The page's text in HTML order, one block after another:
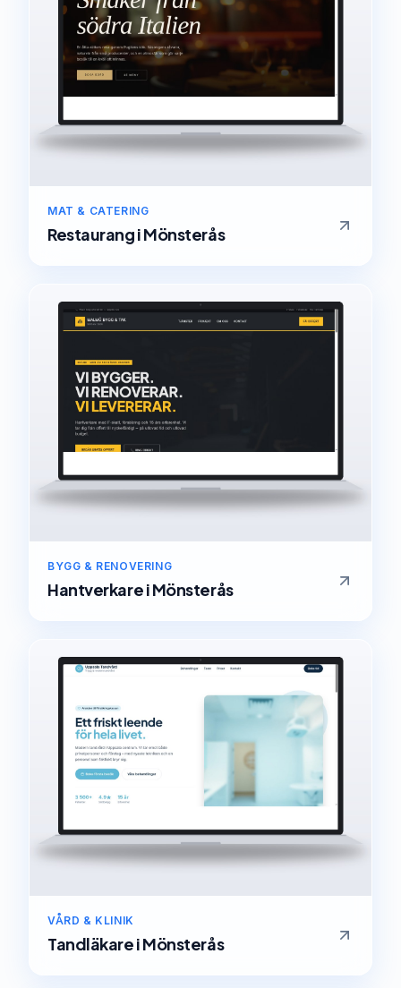
MAT & CATERING
RestaurangiMönsterås
BYGG & RENOVERING
HantverkareiMönsterås
VÅRD & KLINIK
TandläkareiMönsterås